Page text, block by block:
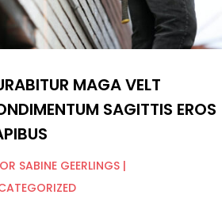
MAGA VELT
SAGITTIS EROS
SABINE GEERLINGS |